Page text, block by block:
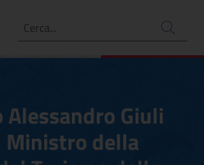
Ricerca
Giuli
della